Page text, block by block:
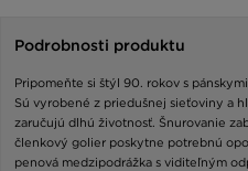
Podrobnosti produktu
Pripomeňte si štýl 90. rokov s
Sú vyrobené z priedušnej sieťoviny a
zaručujú dlhú životnosť. Šnurovanie
členkový golier poskytne potrebnú
penová medzipodrážka s viditeľným